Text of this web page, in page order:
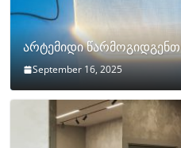
არტემიდი წარმოგიდგენთ
September 16, 2025